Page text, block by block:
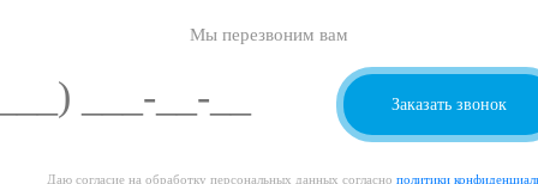
Мы перезвоним вам
Даю согласие на обработку персональных данных согласно политики